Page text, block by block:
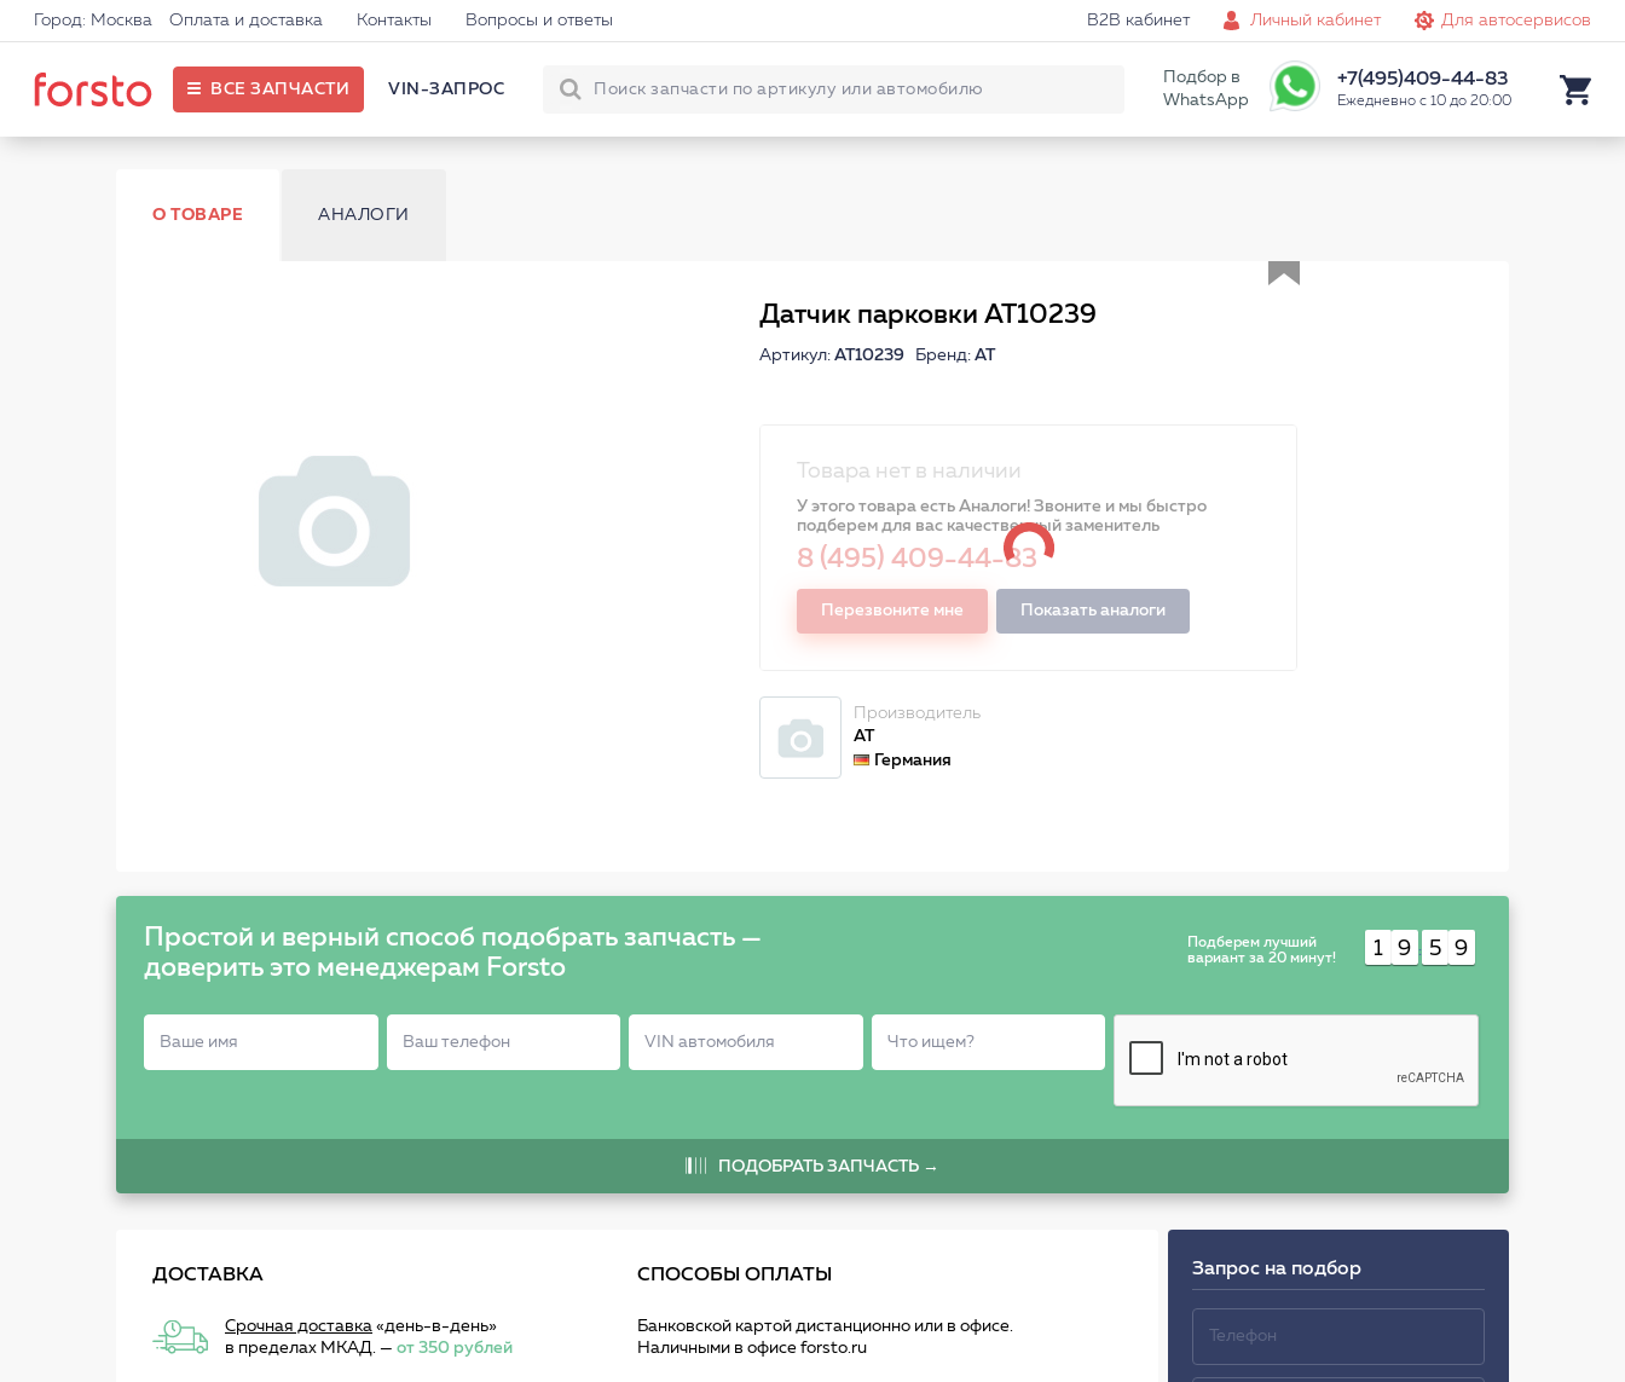
Город: Москва Оплата и доставка Контакты Вопросы и ответы B2B кабинет Личный кабинет Для автосервисов
ВСЕ ЗАПЧАСТИ VIN-ЗАПРОС
Подбор в
WhatsApp
+7(495)409-44-83
Ежедневно с 10 до 20:00
О ТОВАРЕ АНАЛОГИ
Датчик парковки AT10239
Артикул: AT10239 Бренд: AT
Товара нет в наличии
У этого товара есть Аналоги! Звоните и мы быстро
подберем для вас качественный заменитель
8 (495) 409-44-83
Перезвоните мне Показать аналоги
Производитель
AT
Германия
Простой и верный способ подобрать запчасть —
доверить это менеджерам Forsto
Подберем лучший
вариант за 20 минут!
1 9 : 5 9
ПОДОБРАТЬ ЗАПЧАСТЬ →
ДОСТАВКА
Срочная доставка «день-в-день»
в пределах МКАД. — от 350 рублей
СПОСОБЫ ОПЛАТЫ
Банковской картой дистанционно или в офисе.
Наличными в офисе forsto.ru
Запрос на подбор